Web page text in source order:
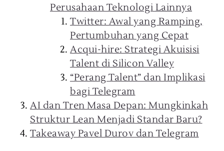
Perusahaan Teknologi Lainnya
Twitter: Awal yang Ramping,
Pertumbuhan yang Cepat
Acqui-hire: Strategi Akuisisi
Talent di Silicon Valley
“Perang Talent” dan Implikasi
bagi Telegram
AI dan Tren Masa Depan: Mungkinkah
Struktur Lean Menjadi Standar Baru?
Takeaway Pavel Durov dan Telegram